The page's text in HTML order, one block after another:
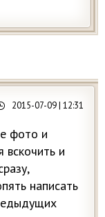
2015-07-09 | 12:31
фото и
вскочить и
написать